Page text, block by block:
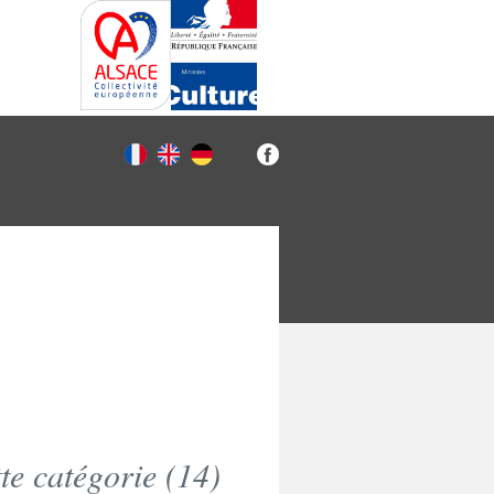
catégorie (14)